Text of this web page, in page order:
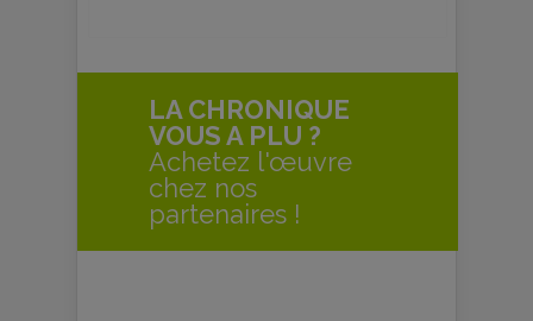
LA CHRONIQUE
VOUS A PLU ?
Achetez l'œuvre
chez nos
partenaires !